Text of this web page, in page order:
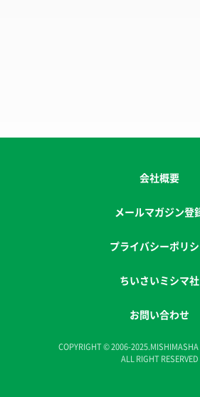
会社概要
メールマガジン登
プライバシーポリ
ちいさいミシマ社
お問い合わせ
COPYRIGHT © 2006-2025.MISHIMASHA
ALL RIGHT RESERVED